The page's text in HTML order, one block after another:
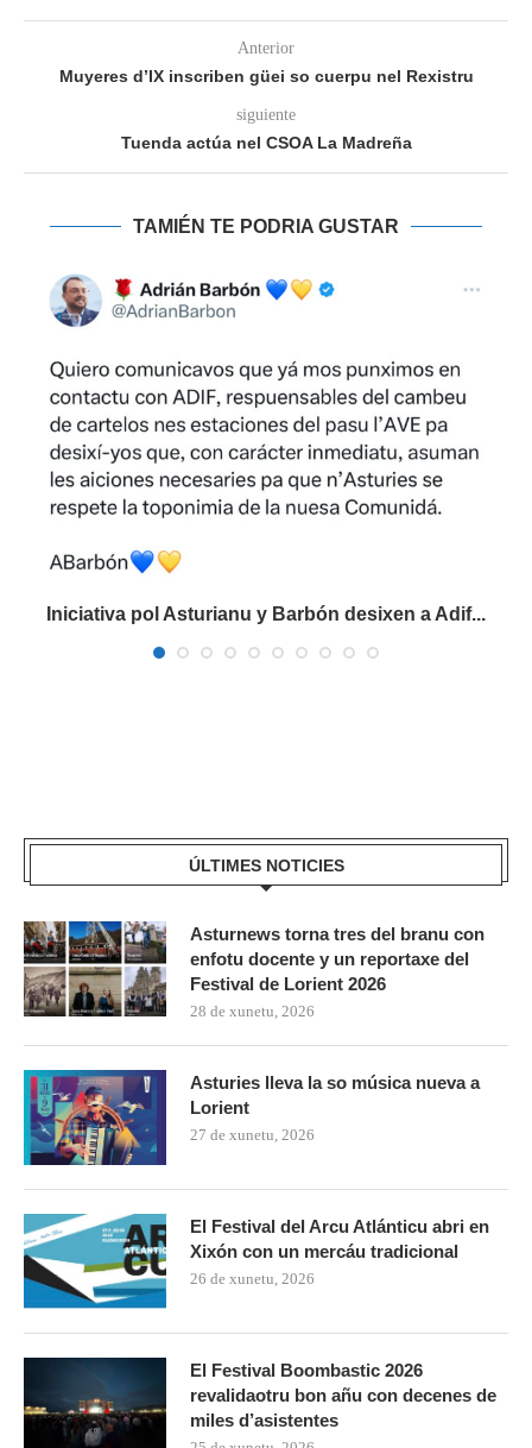
Anterior
Muyeres d’IX inscriben güei so cuerpu nel Rexistru
siguiente
Tuenda actúa nel CSOA La Madreña
TAMIÉN TE PODRIA GUSTAR
Iniciativa pol Asturianu y Barbón desixen a Adif...
ÚLTIMES NOTICIES
Asturnews torna tres del branu con
enfotu docente y un reportaxe del
Festival de Lorient 2026
28 de xunetu, 2026
Asturies lleva la so música nueva a
Lorient
27 de xunetu, 2026
El Festival del Arcu Atlánticu abri en
Xixón con un mercáu tradicional
26 de xunetu, 2026
El Festival Boombastic 2026
revalidaotru bon añu con decenes de
miles d’asistentes